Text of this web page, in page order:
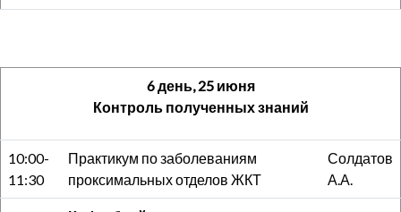
6 день, 25 июня
Контроль полученных знаний
10:00-
11:30
Практикум по заболеваниям
проксимальных отделов ЖКТ
Солдатов
А.А.